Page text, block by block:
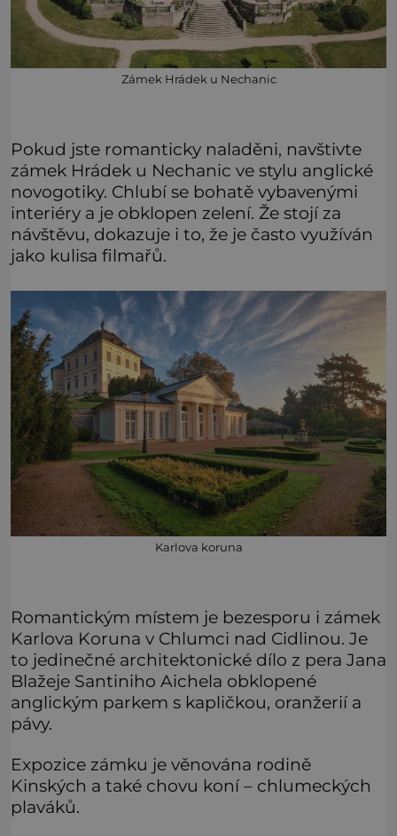
Zámek Hrádek u Nechanic
Pokud jste romanticky naladěni, navštivte
zámek Hrádek u Nechanic ve stylu anglické
novogotiky. Chlubí se bohatě vybavenými
interiéry a je obklopen zelení. Že stojí za
návštěvu, dokazuje i to, že je často využíván
jako kulisa filmařů.
Karlova koruna
Romantickým místem je bezesporu i zámek
Karlova Koruna v Chlumci nad Cidlinou. Je
to jedinečné architektonické dílo z pera Jana
Blažeje Santiniho Aichela obklopené
anglickým parkem s kapličkou, oranžerií a
pávy.
Expozice zámku je věnována rodině
Kinských a také chovu koní – chlumeckých
plaváků.